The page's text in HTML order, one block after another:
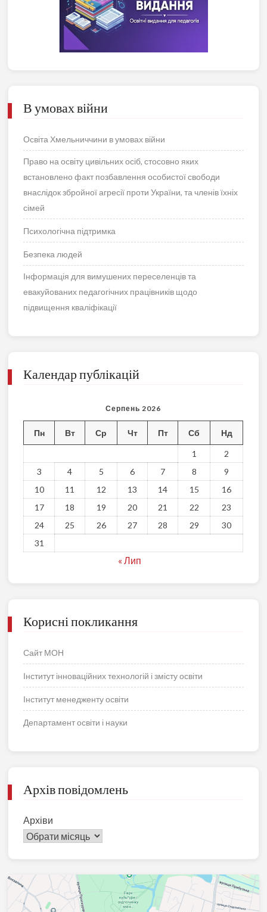
В умовах війни
Освіта Хмельниччини в умовах війни
Право на освіту цивільних осіб, стосовно яких
встановлено факт позбавлення особистої свободи
внаслідок збройної агресії проти України, та членів їхніх
сімей
Психологічна підтримка
Безпека людей
Інформація для вимушених переселенців та
евакуйованих педагогічних працівників щодо
підвищення кваліфікації
Календар публікацій
Серпень 2026
Пн Вт Ср Чт Пт Сб Нд
1
2
3
4 5 6 7 8
9
10
11 12 13 14 15
16
17
18 19 20 21 22
23
24
25 26 27 28 29
30
31
« Лип
Корисні покликання
Сайт МОН
Інститут інноваційних технологій і змісту освіти
Інститут менедженту освіти
Департамент освіти і науки
Архів повідомлень
Архіви